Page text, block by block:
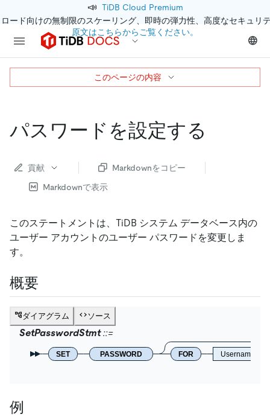
📣 TiDB Cloud Premium
ード向けの無制限のスケーリング、即時の弾力性、高度なセキュリ
原文はこちらからご覧ください。
パスワードを設定する
貢献
Markdownをコピー
Markdownで表示
このステートメントは、TiDB システム データベース内の
ユーザー アカウントのユーザー パスワードを変更しま
す。
概要
ダイアグラム ソース
SetPasswordStmt
SET PASSWORD FOR Username
例
このページの内容